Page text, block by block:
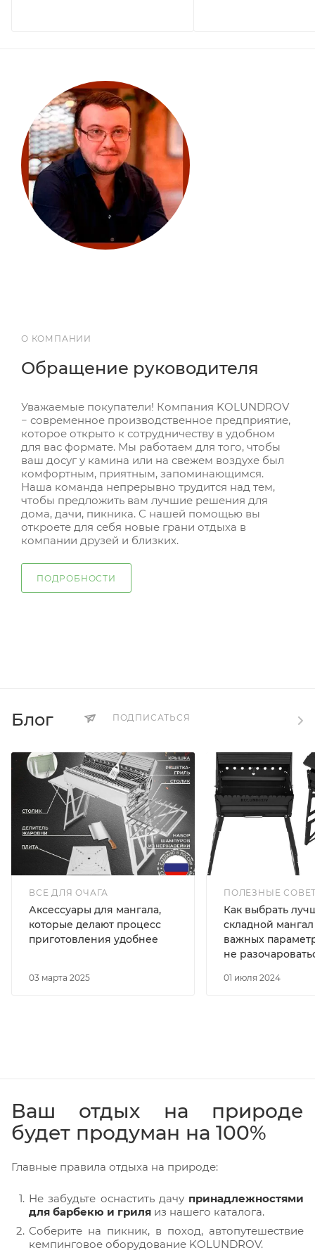
О КОМПАНИИ
Обращение руководителя
Уважаемые покупатели! Компания KOLUNDROV
− современное производственное предприятие,
которое открыто к сотрудничеству в удобном
для вас формате. Мы работаем для того, чтобы
ваш досуг у камина или на свежем воздухе был
комфортным, приятным, запоминающимся.
Наша команда непрерывно трудится над тем,
чтобы предложить вам лучшие решения для
дома, дачи, пикника. С нашей помощью вы
откроете для себя новые грани отдыха в
компании друзей и близких.
ПОДРОБНОСТИ
Блог ПОДПИСАТЬСЯ
ВСЕ ДЛЯ ОЧАГА
03 марта 2025
Аксессуары для мангала,
которые делают процесс
приготовления удобнее
ПОЛЕЗНЫЕ
01 июля 2024
Как выбрать
складной мангал
важных
не
Ваш отдых на природе
будет продуман на 100%
Главные правила отдыха на природе:
Не забудьте оснастить дачу принадлежностями
для барбекю и гриля из нашего каталога.
Соберите на пикник, в поход, автопутешествие
кемпинговое оборудование KOLUNDROV.